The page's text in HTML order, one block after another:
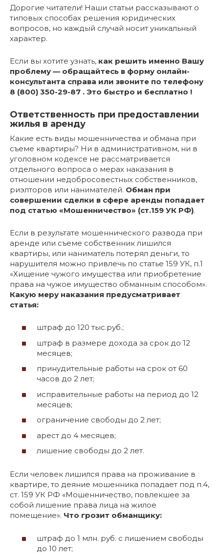
Дорогие читатели! Наши статьи рассказывают о
типовых способах решения юридических
вопросов, но каждый случай носит уникальный
характер.
Если вы хотите узнать, как решить именно Вашу
проблему — обращайтесь в форму онлайн-
консультанта справа или звоните по телефону
8 (800) 350-29-87 . Это быстро и бесплатно !
Ответственность при предоставлении
жилья в аренду
Какие есть виды мошенничества и обмана при
съеме квартиры? Ни в административном, ни в
уголовном кодексе не рассматривается
отдельного вопроса о мерах наказания в
отношении недобросовестных собственников,
риэлторов или нанимателей. Обман при
совершении сделки в сфере аренды попадает
под статью «Мошенничество» (ст.159 УК РФ).
Если в результате мошеннического развода при
аренде или съеме собственник лишился
квартиры, или наниматель потерял деньги, то
нарушителя можно привлечь по статье 159 УК, п.1
«Хищение чужого имущества или приобретение
права на чужое имущество обманным способом».
Какую меру наказания предусматривает
статья:
штраф до 120 тыс.руб.;
штраф в размере дохода за срок до 12
месяцев;
принудительные работы на срок от 60
часов до 2 лет;
исправительные работы на период до 12
месяцев;
ограничение свободы до 2 лет;
арест до 4 месяцев;
лишение свободы до 2 лет.
Если человек лишился права на проживание в
квартире, то деяние мошенника попадает под п.4,
ст. 159 УК РФ «Мошенничество, повлекшее за
собой лишение права лица на жилое
помещение». Что грозит обманщику:
штраф до 1 млн. руб. с лишением свободы
до 10 лет;